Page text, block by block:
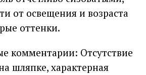
от освещения и возраста
оттенки.
комментарии: Отсутствие
шляпке, характерная